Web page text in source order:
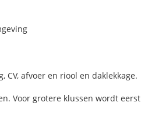
afvoer en riool en daklekkage.
Voor grotere klussen wordt eerst